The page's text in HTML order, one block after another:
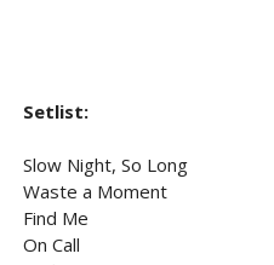
Setlist:
Slow Night, So Long
Waste a Moment
Find Me
On Call